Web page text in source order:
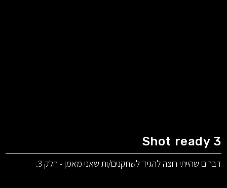
Shot ready 3
דברים שהייתי רוצה להגיד לשחקנים/ות שאני מאמן - חלק 3.